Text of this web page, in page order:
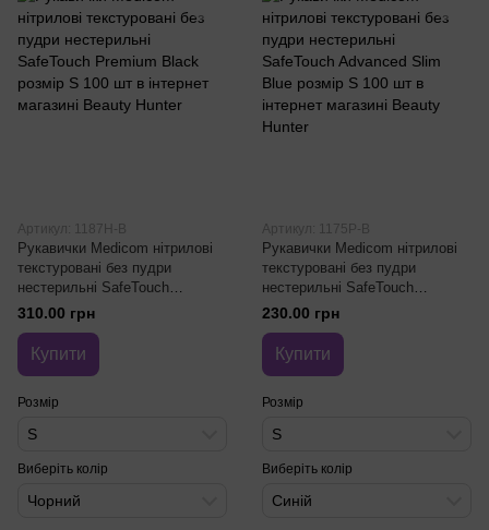
Артикул: 1187H-B
Рукавички Medicom нітрилові
текстуровані без пудри
нестерильні SafeTouch
Premium Black розмір S 100 шт
310.00 грн
Купити
Розмір
S
Виберіть колір
Чорний
Артикул: 1175P-B
Рукавички Medicom нітрилові
текстуровані без пудри
нестерильні SafeTouch
Advanced Slim Blue розмір S
230.00 грн
Купити
Розмір
S
Виберіть колір
Синій